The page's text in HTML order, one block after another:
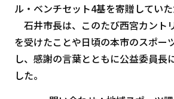
ル・ベンチセット4基を寄贈していた
石井市長は、このたび西宮カント
を受けたことや日頃の本市のスポー
し、感謝の言葉とともに公益委員長
した。